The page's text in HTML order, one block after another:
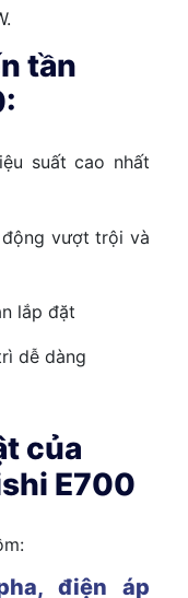
tần
suất cao nhất
vượt trội và
lắp đặt
dễ dàng
của
E700
điện áp